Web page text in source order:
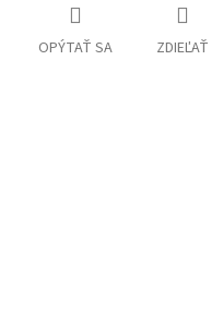
OPÝTAŤ SA ZDIEĽAŤ